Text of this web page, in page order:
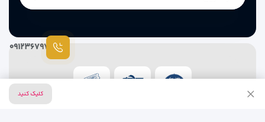
کلیک کنید
۰۹۱۲۳۶۷۹۷۸۷